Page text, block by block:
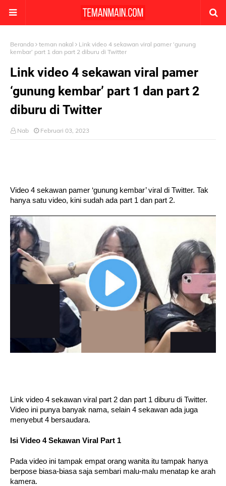
Beranda teman nakal
Link video 4 sekawan viral pamer ‘gunung
kembar’ part 1 dan part 2 diburu di Twitter
Link video 4 sekawan viral pamer
‘gunung kembar’ part 1 dan part 2
diburu di Twitter
Nab Februari 03, 2023
Video 4 sekawan pamer ‘gunung kembar’ viral di Twitter. Tak
hanya satu video, kini sudah ada part 1 dan part 2.
Link video 4 sekawan viral part 2 dan part 1 diburu di Twitter.
Video ini punya banyak nama, selain 4 sekawan ada juga
menyebut 4 bersaudara.
Isi Video 4 Sekawan Viral Part 1
Pada video ini tampak empat orang wanita itu tampak hanya
berpose biasa-biasa saja sembari malu-malu menatap ke arah
kamera.